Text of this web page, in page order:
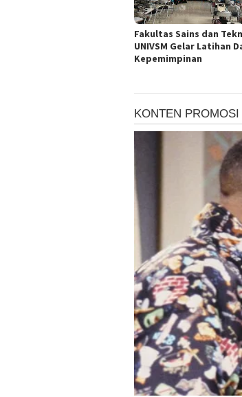
Fakultas Sains dan
UNIVSM Gelar Latihan
Kepemimpinan